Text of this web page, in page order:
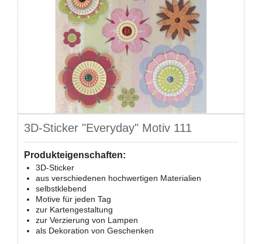
3D-Sticker "Everyday" Motiv 111
Produkteigenschaften:
3D-Sticker
aus verschiedenen hochwertigen Materialien
selbstklebend
Motive für jeden Tag
zur Kartengestaltung
zur Verzierung von Lampen
als Dekoration von Geschenken